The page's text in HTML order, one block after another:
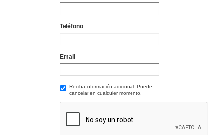
Teléfono
Email
Reciba información adicional. Puede
cancelar en cualquier momento.